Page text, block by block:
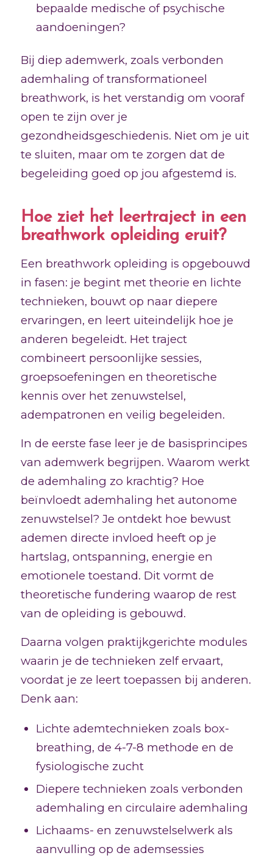
bepaalde medische of psychische
aandoeningen?
Bij diep ademwerk, zoals verbonden
ademhaling of transformationeel
breathwork, is het verstandig om vooraf
open te zijn over je
gezondheidsgeschiedenis. Niet om je uit
te sluiten, maar om te zorgen dat de
begeleiding goed op jou afgestemd is.
Hoe ziet het leertraject in een
breathwork opleiding eruit?
Een breathwork opleiding is opgebouwd
in fasen: je begint met theorie en lichte
technieken, bouwt op naar diepere
ervaringen, en leert uiteindelijk hoe je
anderen begeleidt. Het traject
combineert persoonlijke sessies,
groepsoefeningen en theoretische
kennis over het zenuwstelsel,
adempatronen en veilig begeleiden.
In de eerste fase leer je de basisprincipes
van ademwerk begrijpen. Waarom werkt
de ademhaling zo krachtig? Hoe
beïnvloedt ademhaling het autonome
zenuwstelsel? Je ontdekt hoe bewust
ademen directe invloed heeft op je
hartslag, ontspanning, energie en
emotionele toestand. Dit vormt de
theoretische fundering waarop de rest
van de opleiding is gebouwd.
Daarna volgen praktijkgerichte modules
waarin je de technieken zelf ervaart,
voordat je ze leert toepassen bij anderen.
Denk aan:
Lichte ademtechnieken zoals box-
breathing, de 4-7-8 methode en de
fysiologische zucht
Diepere technieken zoals verbonden
ademhaling en circulaire ademhaling
Lichaams- en zenuwstelselwerk als
aanvulling op de ademsessies